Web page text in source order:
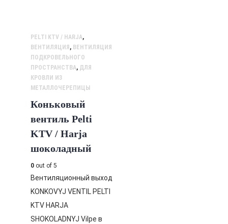
PELTI KTV / HARJA,
ВЕНТИЛЯЦИЯ , ВЕНТИЛЯЦИЯ
ПОДКРОВЕЛЬНОГО
ПРОСТРАНСТВА, ДЛЯ
КРОВЛИ ИЗ
МЕТАЛЛОЧЕРЕПИЦЫ
Коньковый
вентиль Pelti
KTV / Harja
шоколадный
0 out of 5
Вентиляционный выход
KONKOVYJ VENTIL PELTI
KTV HARJA
SHOKOLADNYJ Vilpe в